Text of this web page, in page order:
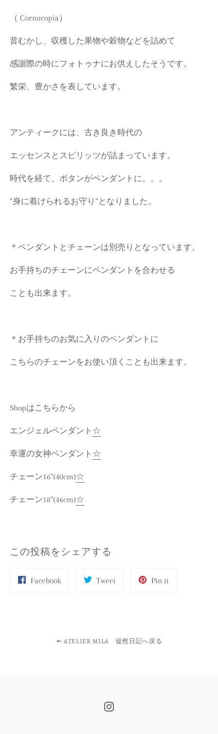
（ Cornucopia）
昔むかし、収穫した果物や穀物などを詰めて
感謝際の時にフォトゥナにお供えしたそうです。
繁栄、豊かさを表しています。
アンティークには、古き良き時代の
エッセンスとスピリッツが詰まっています。
時代を経て、ボタンがペンダントに。。。
”身に着けられるお守り”となりました。
＊ペンダントとチェーンは別売りとなっています。
お手持ちのチェーンにペンダントを合わせる
ことも出来ます。
＊お手持ちのお気に入りのペンダントに
こちらのチェーンをお使い頂くことも出来ます。
Shopはこちらから
エンジェルペンダント ☆
幸運の女神ペンダント ☆
チェーン16"(40cm)☆
チェーン18"(46cm)☆
この投稿をシェアする
Facebook Tweet Pin it
ATELIER MILA 徒然日記へ戻る
Instagram